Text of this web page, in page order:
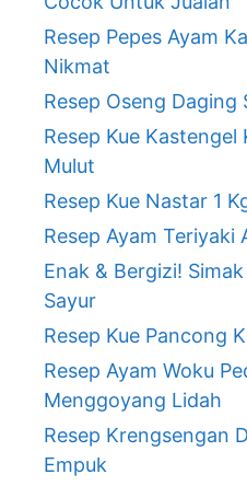
Resep Pepes Ayam
Nikmat
Resep Oseng Daging
Resep Kue Kastengel
Mulut
Resep Kue Nastar 1
Resep Ayam Teriyaki
Enak & Bergizi!
Sayur
Resep Kue Pancong
Resep Ayam Woku
Menggoyang Lidah
Resep Krengsengan
Empuk